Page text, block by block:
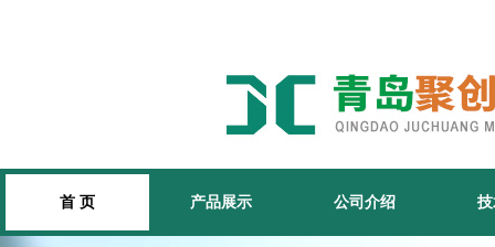
首 页 产品展示 公司介绍